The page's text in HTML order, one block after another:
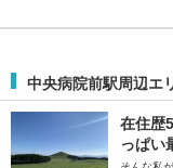
中央病院前駅周辺エ
在住歴
っぱい